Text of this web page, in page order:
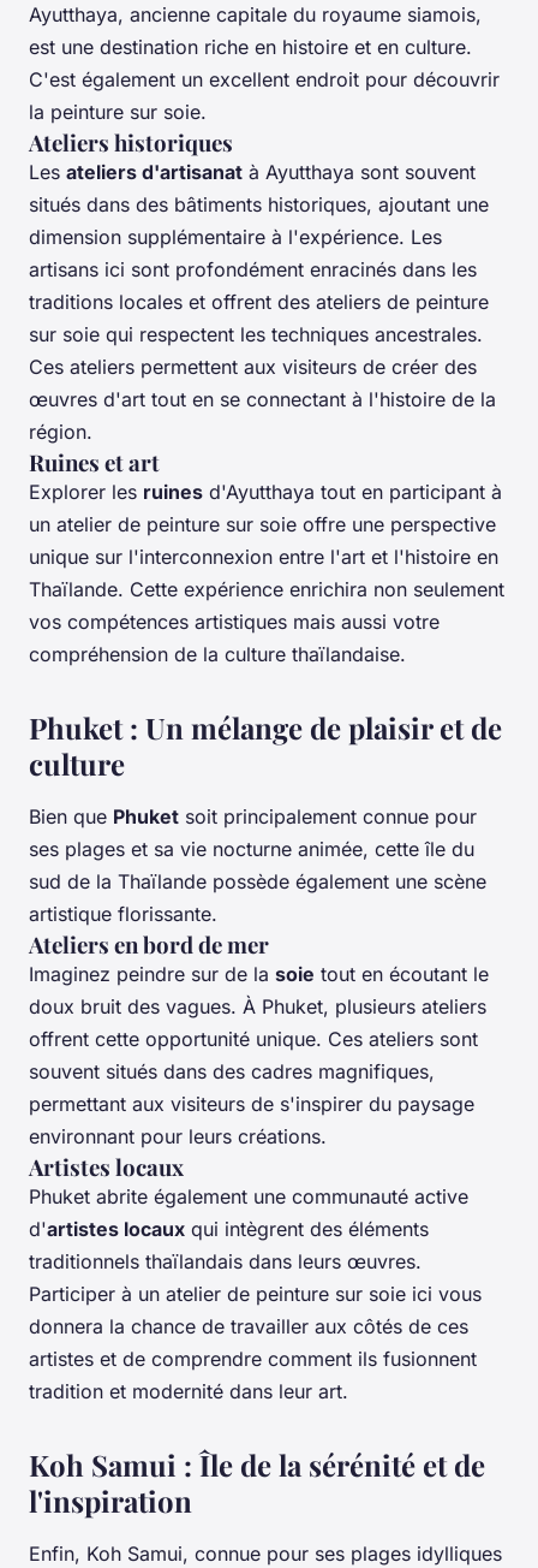
Ayutthaya, ancienne capitale du royaume siamois,
est une destination riche en histoire et en culture.
C'est également un excellent endroit pour découvrir
la peinture sur soie.
Ateliers historiques
Les ateliers d'artisanat à Ayutthaya sont souvent
situés dans des bâtiments historiques, ajoutant une
dimension supplémentaire à l'expérience. Les
artisans ici sont profondément enracinés dans les
traditions locales et offrent des ateliers de peinture
sur soie qui respectent les techniques ancestrales.
Ces ateliers permettent aux visiteurs de créer des
œuvres d'art tout en se connectant à l'histoire de la
région.
Ruines et art
Explorer les ruines d'Ayutthaya tout en participant à
un atelier de peinture sur soie offre une perspective
unique sur l'interconnexion entre l'art et l'histoire en
Thaïlande. Cette expérience enrichira non seulement
vos compétences artistiques mais aussi votre
compréhension de la culture thaïlandaise.
Phuket : Un mélange de plaisir et de
culture
Bien que Phuket soit principalement connue pour
ses plages et sa vie nocturne animée, cette île du
sud de la Thaïlande possède également une scène
artistique florissante.
Ateliers en bord de mer
Imaginez peindre sur de la soie tout en écoutant le
doux bruit des vagues. À Phuket, plusieurs ateliers
offrent cette opportunité unique. Ces ateliers sont
souvent situés dans des cadres magnifiques,
permettant aux visiteurs de s'inspirer du paysage
environnant pour leurs créations.
Artistes locaux
Phuket abrite également une communauté active
d'artistes locaux qui intègrent des éléments
traditionnels thaïlandais dans leurs œuvres.
Participer à un atelier de peinture sur soie ici vous
donnera la chance de travailler aux côtés de ces
artistes et de comprendre comment ils fusionnent
tradition et modernité dans leur art.
Koh Samui : Île de la sérénité et de
l'inspiration
Enfin, Koh Samui, connue pour ses plages idylliques